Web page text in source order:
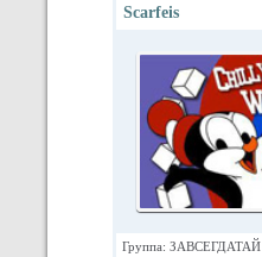
Scarfeis
Группа: ЗАВСЕГДАТАЙ